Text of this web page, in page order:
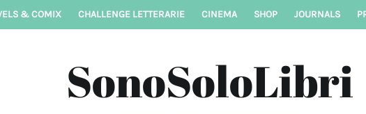
& COMIX CHALLENGE LETTERARIE CINEMA SHOP JOURNALS
SonoSoloLibri